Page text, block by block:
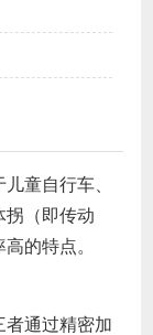
童自行车、
拐（即传动
的特点。
者通过精密加